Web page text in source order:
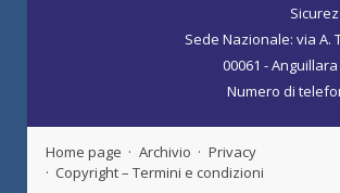
Sede Nazionale: via A.
00061 -
Numero di
Home page Archivio
Privacy
Copyright – Termini e condizioni